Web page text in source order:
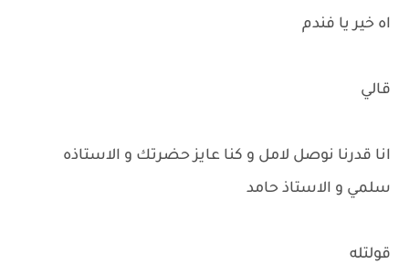
اه خير يا فندم
قالي
انا قدرنا نوصل لامل و كنا عايز حضرتك و الاستاذه
سلمي و الاستاذ حامد
قولتله